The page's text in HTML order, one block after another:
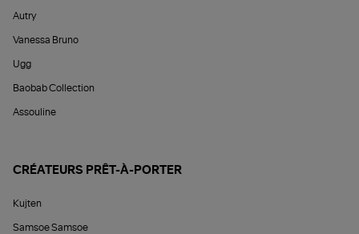
Autry
Vanessa Bruno
Ugg
Baobab Collection
Assouline
CRÉATEURS PRÊT-À-PORTER
Kujten
Samsoe Samsoe